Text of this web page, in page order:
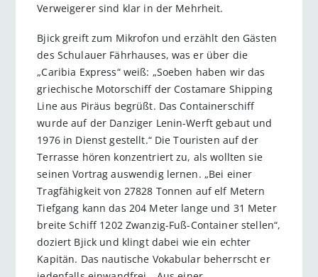
Verweigerer sind klar in der Mehrheit.
Bjick greift zum Mikrofon und erzählt den Gästen
des Schulauer Fährhauses, was er über die
„Caribia Express“ weiß: „Soeben haben wir das
griechische Motorschiff der Costamare Shipping
Line aus Piräus begrüßt. Das Containerschiff
wurde auf der Danziger Lenin-Werft gebaut und
1976 in Dienst gestellt.“ Die Touristen auf der
Terrasse hören konzentriert zu, als wollten sie
seinen Vortrag auswendig lernen. „Bei einer
Tragfähigkeit von 27828 Tonnen auf elf Metern
Tiefgang kann das 204 Meter lange und 31 Meter
breite Schiff 1202 Zwanzig-Fuß-Container stellen“,
doziert Bjick und klingt dabei wie ein echter
Kapitän. Das nautische Vokabular beherrscht er